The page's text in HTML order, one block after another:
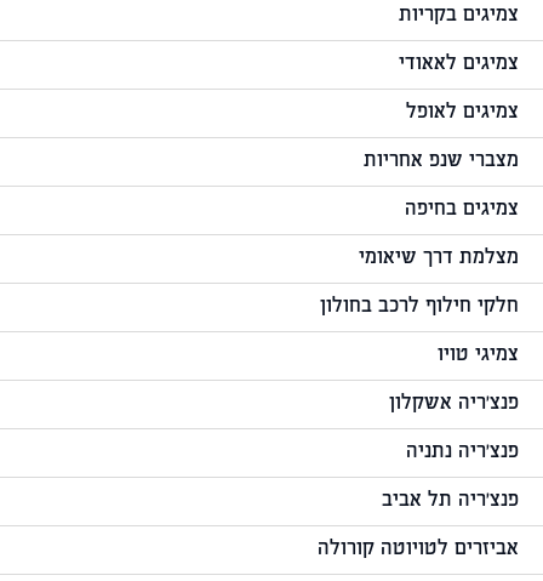
צמיגים בקריות
צמיגים לאאודי
צמיגים לאופל
מצברי שנפ אחריות
צמיגים בחיפה
מצלמת דרך שיאומי
חלקי חילוף לרכב בחולון
צמיגי טויו
פנצ'ריה אשקלון
פנצ'ריה נתניה
פנצ'ריה תל אביב
אביזרים לטויוטה קורולה